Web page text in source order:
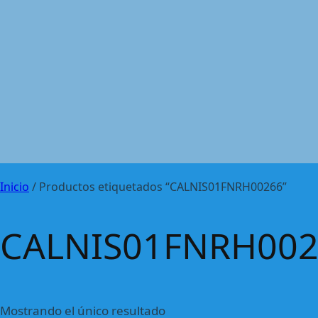
Inicio / Productos etiquetados “CALNIS01FNRH00266”
Mostrando el único resultado